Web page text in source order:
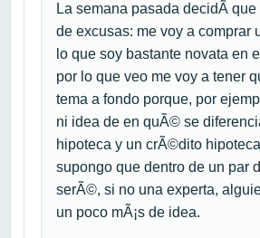
La semana pasada decidÃ­ que
de excusas: me voy a comprar
lo que soy bastante novata en
por lo que veo me voy a tener
tema a fondo porque, por
ni idea de en quÃ© se
hipoteca y un crÃ©dito
supongo que dentro de un par
serÃ©, si no una experta,
un poco mÃ¡s de idea.